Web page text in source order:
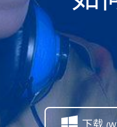
下载